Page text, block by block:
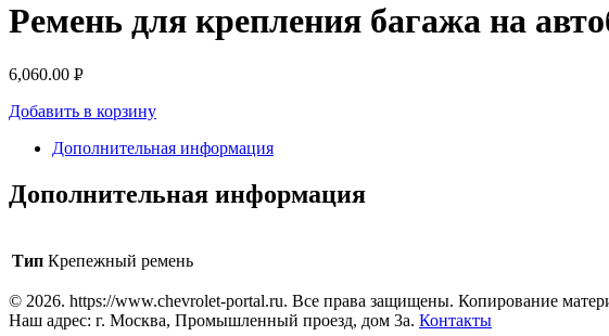
Ремень для крепления багажа на
6,060.00 Р
Добавить в корзину
Дополнительная информация
Дополнительная информация
Тип Крепежный ремень
© 2026. https://www.chevrolet-portal.ru. Все права защищены. Копирование
Наш адрес: г. Москва, Промышленный проезд, дом 3а. Контакты